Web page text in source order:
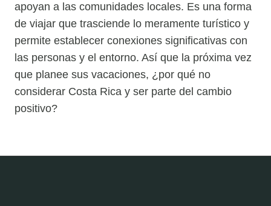
apoyan a las comunidades locales. Es una forma
de viajar que trasciende lo meramente turístico y
permite establecer conexiones significativas con
las personas y el entorno. Así que la próxima vez
que planee sus vacaciones, ¿por qué no
considerar Costa Rica y ser parte del cambio
positivo?